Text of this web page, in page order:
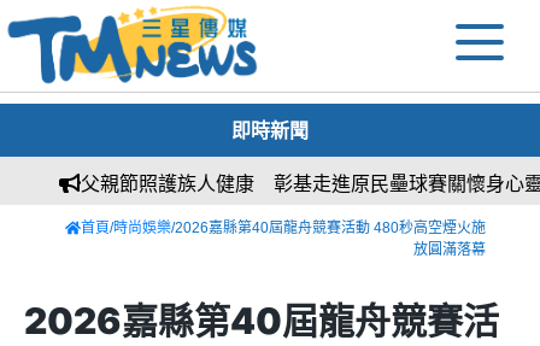
即時新聞
父親節照護族人健康 彰基走進原民壘球賽關懷身心靈
首頁/時尚娛樂/2026嘉縣第40屆龍舟競賽活動 480秒高空煙火施
放圓滿落幕
2026嘉縣第40屆龍舟競賽活